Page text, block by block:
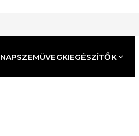
NAPSZEMÜVEGKIEGÉSZÍTŐK